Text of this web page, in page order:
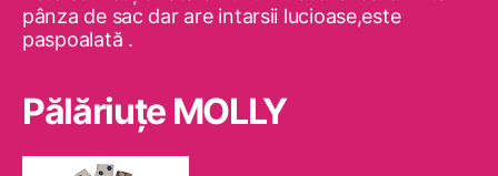
pânza de sac dar are intarsii lucioase,este
paspoalată .
Pălăriuţe MOLLY